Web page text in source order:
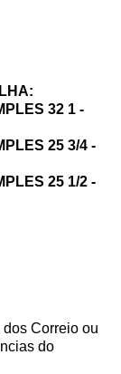
32 1 -
25 3/4 -
25 1/2 -
Correio ou
do